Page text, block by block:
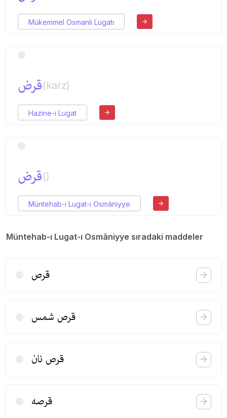
Mükemmel Osmanlı Lugatı
قرض(karz)
Hazine-i Lugat
قرض()
Müntehab-ı Lugat-ı Osmâniyye
Müntehab-ı Lugat-ı Osmâniyye sıradaki maddeler
قرص
قرص‌ شمس
قرص نان
قرصه